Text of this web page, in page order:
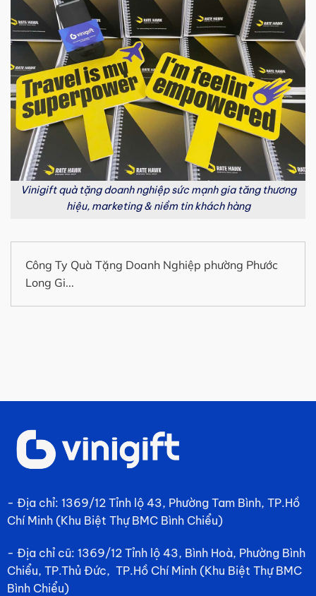
Vinigift quà tặng doanh nghiệp sức mạnh gia tăng thương
hiệu, marketing & niềm tin khách hàng
Công Ty Quà Tặng Doanh Nghiệp phường Phước
Long Gi...
- Địa chỉ: 1369/12 Tỉnh lộ 43, Phường Tam Bình, TP.Hồ
Chí Minh (Khu Biệt Thự BMC Bình Chiểu)
- Địa chỉ cũ: 1369/12 Tỉnh lộ 43, Bình Hoà, Phường Bình
Chiểu, TP.Thủ Đức, TP.Hồ Chí Minh (Khu Biệt Thự BMC
Bình Chiểu)